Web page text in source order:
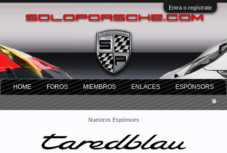
Entra o regístrate
Nuestros Espónsors
HOME FOROS MIEMBROS ENLACES ESPÓNSORS